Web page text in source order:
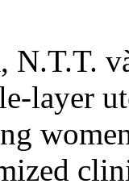
N.T.T.
layer